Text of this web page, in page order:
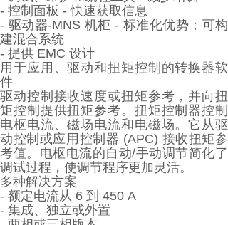
- 控制面板 - 快速获取信息
- 驱动器-MNS 机柜 - 标准化优势；可构
建混合系统
- 提供 EMC 设计
用于应用、驱动和扭矩控制的转换器软
件
驱动控制接收速度或扭矩参考，并向扭
矩控制提供扭矩参考。扭矩控制器控制
电枢电流、磁场电流和电磁场。它从驱
动控制或应用控制器 (APC) 接收扭矩参
考值。电枢电流的自动/手动调节简化了
调试过程，使调节程序更加灵活。
多种解决方案
- 额定电流从 6 到 450 A
- 集成、独立或外置